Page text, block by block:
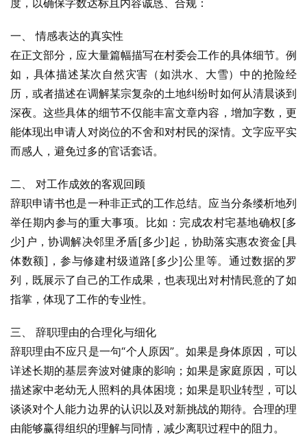
度，以确保字数达标且内容诚恳、合规：
一、 情感表达的真实性
在正文部分，应大量篇幅描写在村委会工作的具体细节。例
如，具体描述某次自然灾害（如洪水、大雪）中的抢险经
历，或者描述在调解某宗复杂的土地纠纷时如何从清晨谈到
深夜。这些具体的细节不仅能丰富文章内容，增加字数，更
能体现出申请人对岗位的不舍和对村民的深情。文字应平实
而感人，避免过多的官话套话。
二、 对工作成效的客观回顾
辞职申请书也是一种非正式的工作总结。应当分条缕析地列
举任期内参与的重大事项。比如：完成农村宅基地确权[多
少]户，协调解决邻里矛盾[多少]起，协助落实惠农资金[具
体数额]，参与修建村级道路[多少]公里等。通过数据的罗
列，既展示了自己的工作成果，也表现出对村情民意的了如
指掌，体现了工作的专业性。
三、 辞职理由的合理化与细化
辞职理由不应只是一句“个人原因”。如果是身体原因，可以
详述长期的基层奔波对健康的影响；如果是家庭原因，可以
描述家中老幼无人照料的具体困境；如果是职业转型，可以
谈谈对个人能力边界的认识以及对新挑战的期待。合理的理
由能够赢得组织的理解与同情，减少离职过程中的阻力。